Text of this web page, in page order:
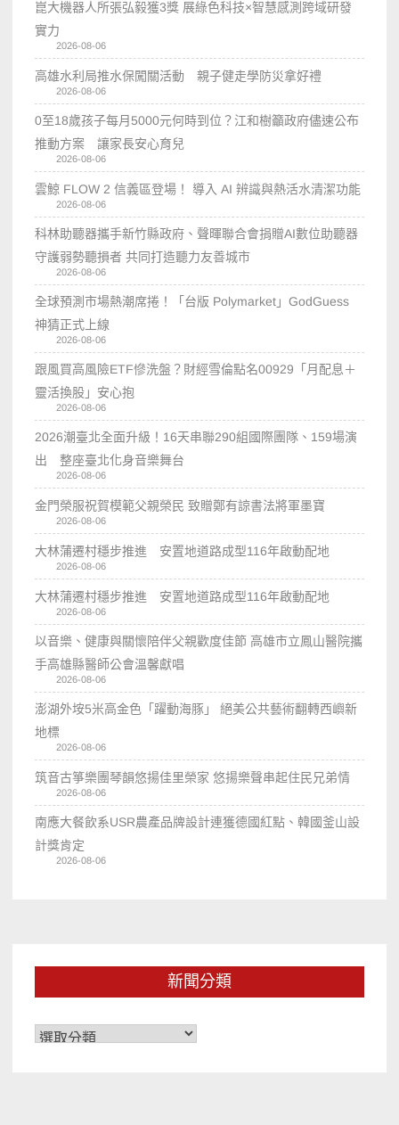
崑大機器人所張弘毅獲3獎 展綠色科技×智慧感測跨域研發
實力
2026-08-06
高雄水利局推水保闖關活動 親子健走學防災拿好禮
2026-08-06
0至18歲孩子每月5000元何時到位？江和樹籲政府儘速公布
推動方案 讓家長安心育兒
2026-08-06
雲鯨 FLOW 2 信義區登場！ 導入 AI 辨識與熱活水清潔功能
2026-08-06
科林助聽器攜手新竹縣政府、聲暉聯合會捐贈AI數位助聽器
守護弱勢聽損者 共同打造聽力友善城市
2026-08-06
全球預測市場熱潮席捲！「台版 Polymarket」GodGuess
神猜正式上線
2026-08-06
跟風買高風險ETF慘洗盤？財經雪倫點名00929「月配息＋
靈活換股」安心抱
2026-08-06
2026潮臺北全面升級！16天串聯290組國際團隊、159場演
出 整座臺北化身音樂舞台
2026-08-06
金門榮服祝賀模範父親榮民 致贈鄭有諒書法將軍墨寶
2026-08-06
大林蒲遷村穩步推進 安置地道路成型116年啟動配地
2026-08-06
大林蒲遷村穩步推進 安置地道路成型116年啟動配地
2026-08-06
以音樂、健康與關懷陪伴父親歡度佳節 高雄市立鳳山醫院攜
手高雄縣醫師公會溫馨獻唱
2026-08-06
澎湖外垵5米高金色「躍動海豚」 絕美公共藝術翻轉西嶼新
地標
2026-08-06
筑音古箏樂團琴韻悠揚佳里榮家 悠揚樂聲串起住民兄弟情
2026-08-06
南應大餐飲系USR農產品牌設計連獲德國紅點、韓國釜山設
計獎肯定
2026-08-06
新聞分類
新